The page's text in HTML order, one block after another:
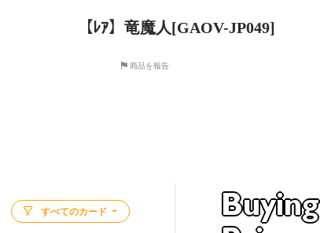
【ﾚｱ】竜魔人[GAOV-JP049]
商品を報告
すべてのカード
Buying